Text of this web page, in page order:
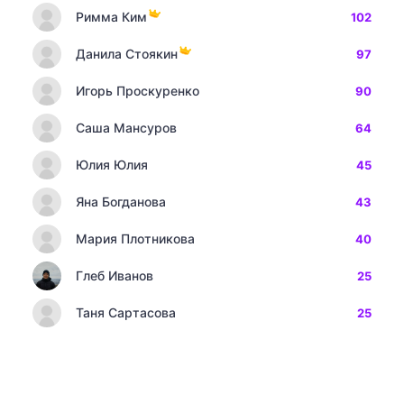
Римма Ким 102
Данила Стоякин 97
Игорь Проскуренко 90
Саша Мансуров 64
Юлия Юлия 45
Яна Богданова 43
Мария Плотникова 40
Глеб Иванов 25
Таня Сартасова 25